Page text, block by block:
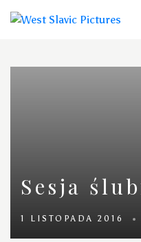
Sesja
1 LISTOPADA 2016